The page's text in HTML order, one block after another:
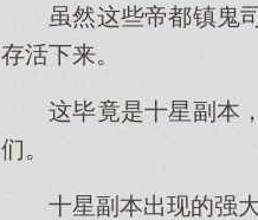
虽然这些帝都镇鬼
存活下来。
这毕竟是十星副本
们。
十星副本出现的强